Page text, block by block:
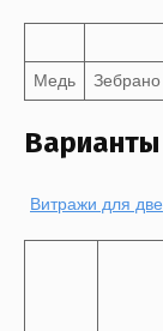
Медь Зебрано
Витражи для